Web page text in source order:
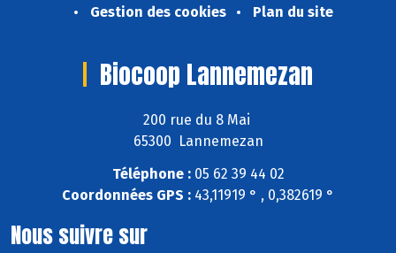
Gestion des cookies
Plan du site
Biocoop Lannemezan
200 rue du 8 Mai
65300 Lannemezan
Téléphone :05 62 39 44 02
Coordonnées GPS : 43,11919 ° , 0,382619 °
Nous suivre sur